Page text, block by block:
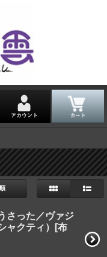
さった／ヴァジ
ャクティ）[布